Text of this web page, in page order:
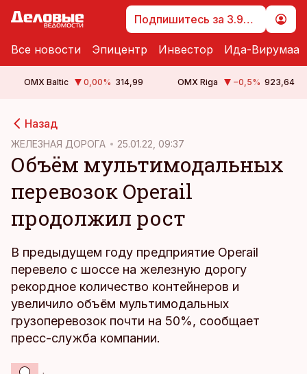
Подпишитесь за 3.99 €
Все новости Эпицентр Инвестор Ида-Вирумаа
OMX Baltic 0,00% 314,99 OMX Riga −0,5% 923,64
Назад
ЖЕЛЕЗНАЯ ДОРОГА 25.01.22, 09:37
Объём мультимодальных
перевозок Operail
продолжил рост
В предыдущем году предприятие Operail
перевело с шоссе на железную дорогу
рекордное количество контейнеров и
увеличило объём мультимодальных
грузоперевозок почти на 50%, сообщает
пресс-служба компании.